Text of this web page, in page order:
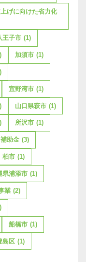
げに向けた省力化
王子市 (1)
加須市 (1)
宜野湾市 (1)
山口県萩市 (1)
所沢市 (1)
助金 (3)
柏市 (1)
県浦添市 (1)
業 (2)
船橋市 (1)
島区 (1)